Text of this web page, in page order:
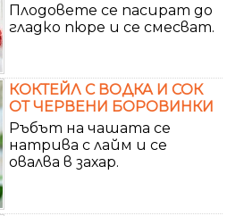
Плодовете се пасират до
гладко пюре и се смесват.
КОКТЕЙЛ С ВОДКА И СОК
ОТ ЧЕРВЕНИ БОРОВИНКИ
Ръбът на чашата се
натрива с лайм и се
овалва в захар.